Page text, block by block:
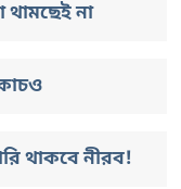
না
থাকবে নীরব!